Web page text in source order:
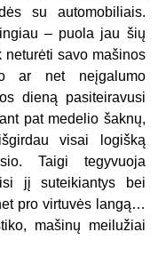
su automobiliais.
– puola jau šių
savo mašinos
ar net neįgalumo
dieną pasiteiravusi
pat medelio šaknų,
visai logišką
Taigi tegyvuoja
jį suteikiantys bei
pro virtuvės langą…
mašinų meilužiai